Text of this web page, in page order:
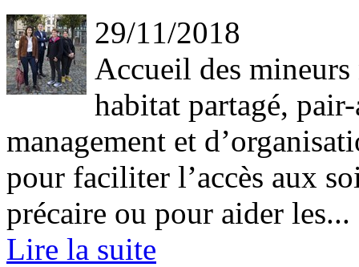
29/11/2018
Accueil des
habitat partagé,
management et
pour faciliter l’accès aux
précaire ou pour aider les...
Lire la suite